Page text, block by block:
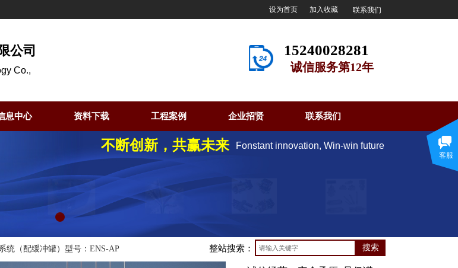
联系我们
设为首页 加入收藏
15240028281
公司
诚信服务第12年
Co.,
息中心 资料下载 工程案例 企业招贤 联系我们
不断创新，共赢未来 Fonstant innovation, Win-win future
搜索
​​整站搜索：
统（配缓冲罐）型号：ENS-AP
客服